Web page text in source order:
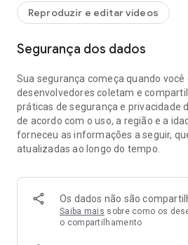
experimente uma conversão de áudio
complicações.
✨ Principais Funcionalidades – Tudo
- 🎵 Conversão de Vídeo para MP3 –
em arquivos de áudio MP3 de alta
podcasts, audiolivros ou ringtones
- 📂 Processamento em Lote –
convertendo vários vídeos para MP3
- ✂️ Cortar e Editar – Extraia seções
para converter apenas as partes que
para ringtones, destaques ou
- ⚡ Ajuste de Velocidade – Controle a
Reproduzir e editar vídeos
Segurança dos dados
Sua segurança começa quando
desenvolvedores coletam e
práticas de segurança e privacidade
de acordo com o uso, a região e a
forneceu as informações a seguir,
atualizadas ao longo do tempo.
Os dados não são
Saiba mais sobre como os
o compartilhamento